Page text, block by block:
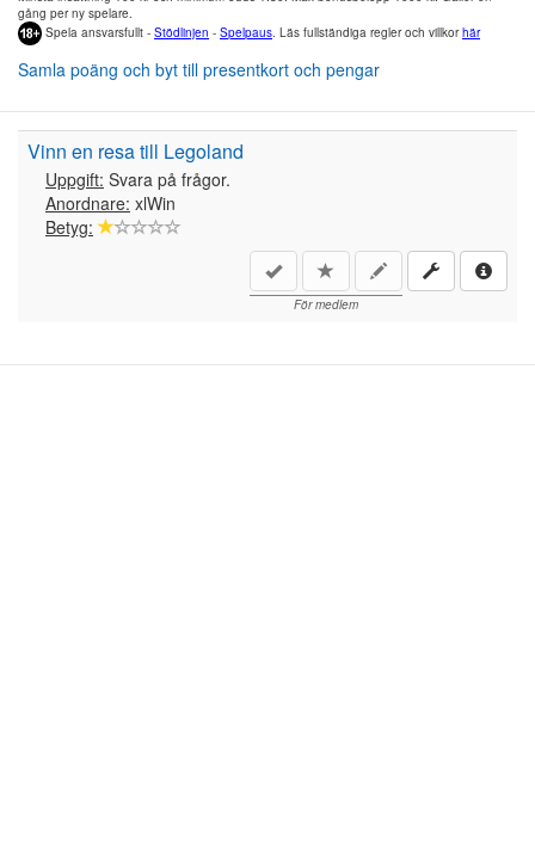
gång per ny spelare.
Spela ansvarsfullt - Stödlinjen - Spelpaus . Läs fullständiga regler och villkorhär
Samla poäng och byt till presentkort och pengar
Vinn en resa till Legoland
Uppgift: Svara på frågor.
Anordnare: xlWin
Betyg:
För medlem